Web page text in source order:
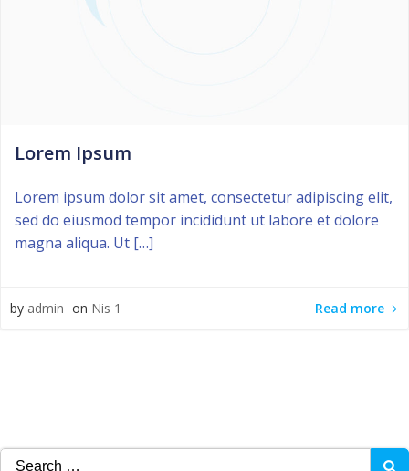
Lorem Ipsum
Lorem ipsum dolor sit amet, consectetur adipiscing elit,
sed do eiusmod tempor incididunt ut labore et dolore
magna aliqua. Ut […]
by admin on Nis 1 Read more
Search